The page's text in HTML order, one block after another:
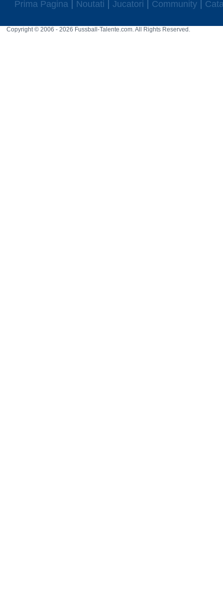
Prima Pagina Noutati Jucatori Community
Copyright © 2006 - 2026 Fussball-Talente.com. All Rights Reserved.